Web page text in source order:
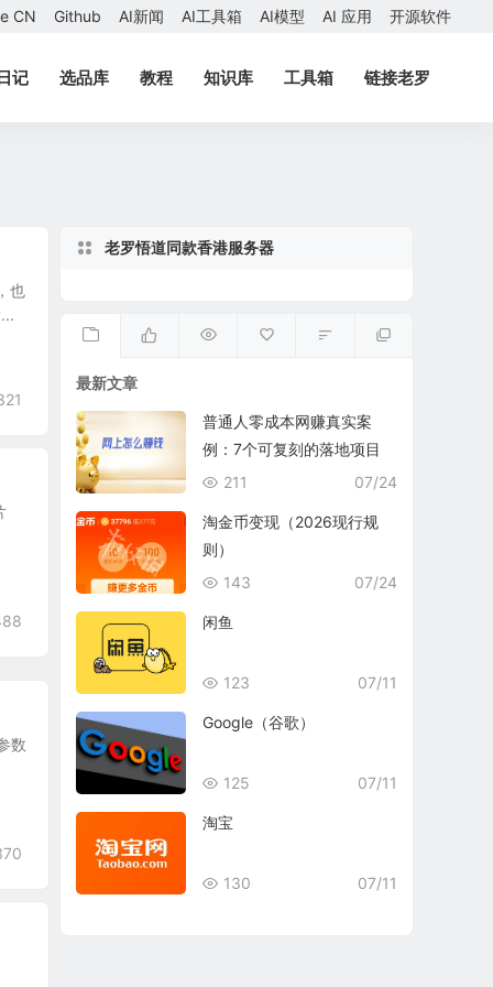
CN Github AI新闻 AI工具箱 AI模型 AI 应用 开源软件
记 选品库 教程 知识库 工具箱 链接老罗
也
数
老罗悟道同款香港服务器
最新文章
普通人零成本网赚真实案
例：7个可复刻的落地项目
07/24
211
淘金币变现（2026现行规
则）
07/24
143
闲鱼
07/11
123
Google（谷歌）
07/11
125
淘宝
07/11
130